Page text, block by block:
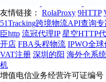
友情链接： RolaProxy 9HTTP
51Tracking跨境物流API查询专
臣http 流冠代理IP 星空HTTP
开店 FBA头程物流 IPWO全
VAT注册 深圳的阳 海外仓系统
机
增值电信业务经营许可证编号